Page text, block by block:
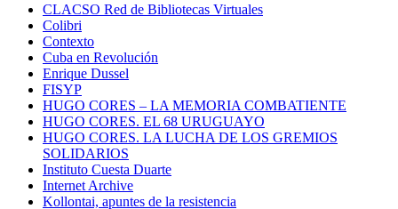
CLACSO Red de Bibliotecas Virtuales
Colibri
Contexto
Cuba en Revolución
Enrique Dussel
FISYP
HUGO CORES – LA MEMORIA COMBATIENTE
HUGO CORES. EL 68 URUGUAYO
HUGO CORES. LA LUCHA DE LOS GREMIOS
SOLIDARIOS
Instituto Cuesta Duarte
Internet Archive
Kollontai, apuntes de la resistencia